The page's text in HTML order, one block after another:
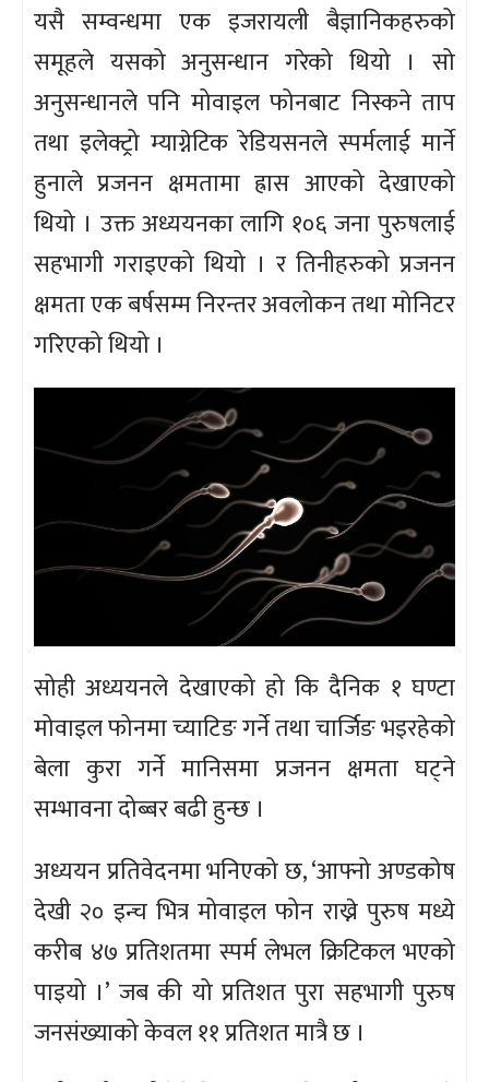
यसै सम्वन्धमा एक इजरायली बैज्ञानिकहरुको
समूहले यसको अनुसन्धान गरेको थियो । सो
अनुसन्धानले पनि मोवाइल फोनबाट निस्कने ताप
तथा इलेक्ट्रो म्याग्नेटिक रेडियसनले स्पर्मलाई मार्ने
हुनाले प्रजनन क्षमतामा ह्रास आएको देखाएको
थियो । उक्त अध्ययनका लागि १०६ जना पुरुषलाई
सहभागी गराइएको थियो । र तिनीहरुको प्रजनन
क्षमता एक बर्षसम्म निरन्तर अवलोकन तथा मोनिटर
गरिएको थियो ।
सोही अध्ययनले देखाएको हो कि दैनिक १ घण्टा
मोवाइल फोनमा च्याटिङ गर्ने तथा चार्जिङ भइरहेको
बेला कुरा गर्ने मानिसमा प्रजनन क्षमता घट्ने
सम्भावना दोब्बर बढी हुन्छ ।
अध्ययन प्रतिवेदनमा भनिएको छ, ‘आफ्नो अण्डकोष
देखी २० इन्च भित्र मोवाइल फोन राख्ने पुरुष मध्ये
करीब ४७ प्रतिशतमा स्पर्म लेभल क्रिटिकल भएको
पाइयो ।’ जब की यो प्रतिशत पुरा सहभागी पुरुष
जनसंख्याको केवल ११ प्रतिशत मात्रै छ ।